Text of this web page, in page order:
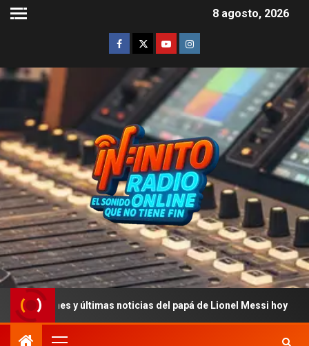
8 agosto, 2026
y últimas noticias del papá de Lionel Messi hoy